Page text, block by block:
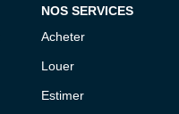
NOS SERVICES
Acheter
Louer
Estimer